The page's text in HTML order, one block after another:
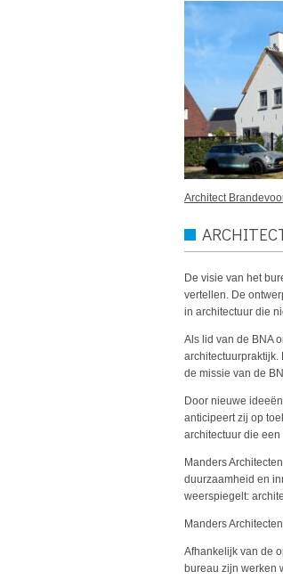
Architect
De visie van het
vertellen. De
in architectuur die
Als lid van de BNA
architectuurpraktijk.
de missie van de
Door nieuwe
anticipeert zij op
architectuur die
Manders
duurzaamheid en
weerspiegelt:
Manders
Afhankelijk van de
bureau zijn werken